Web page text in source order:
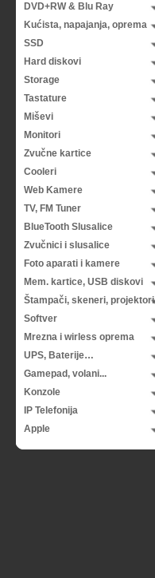
DVD+RW & Blu Ray
Kućista, napajanja, oprema
SSD
Hard diskovi
Storage
Tastature
Miševi
Monitori
Zvučne kartice
Cooleri
Web Kamere
TV, FM Tuner
BlueTooth Slusalice
Zvučnici i slusalice
Foto aparati i kamere
Mem. kartice, USB diskovi
Štampači, skeneri, projektori
Softver
Mrezna i wirless oprema
UPS, Baterije…
Gamepad, volani...
Konzole
IP Telefonija
Apple